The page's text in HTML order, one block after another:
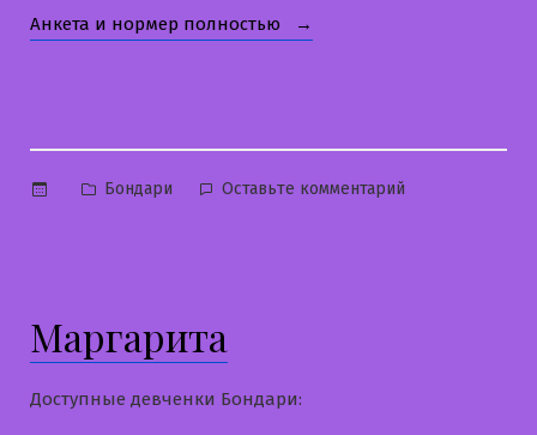
Анкета и нормер полностью «Рита»
Опубликовано
Бондари Оставьте комментарий
Маргарита
Доступные девченки Бондари: